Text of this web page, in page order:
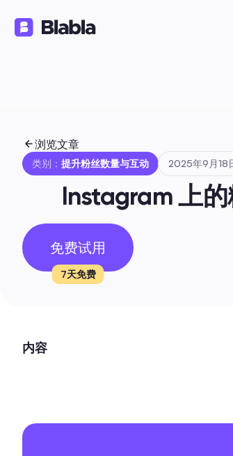
浏览文章
类别： 提升粉丝数量与互动 2025年9月18
Instagram 上
免费试用
7天免费
内容